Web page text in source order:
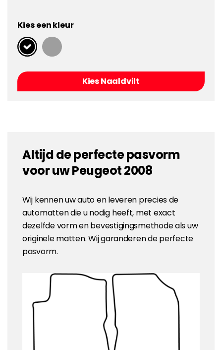
Kies een kleur
Kies Naaldvilt
Altijd de perfecte pasvorm
voor uw Peugeot 2008
Wij kennen uw auto en leveren precies de
automatten die u nodig heeft, met exact
dezelfde vorm en bevestigingsmethode als uw
originele matten. Wij garanderen de perfecte
pasvorm.